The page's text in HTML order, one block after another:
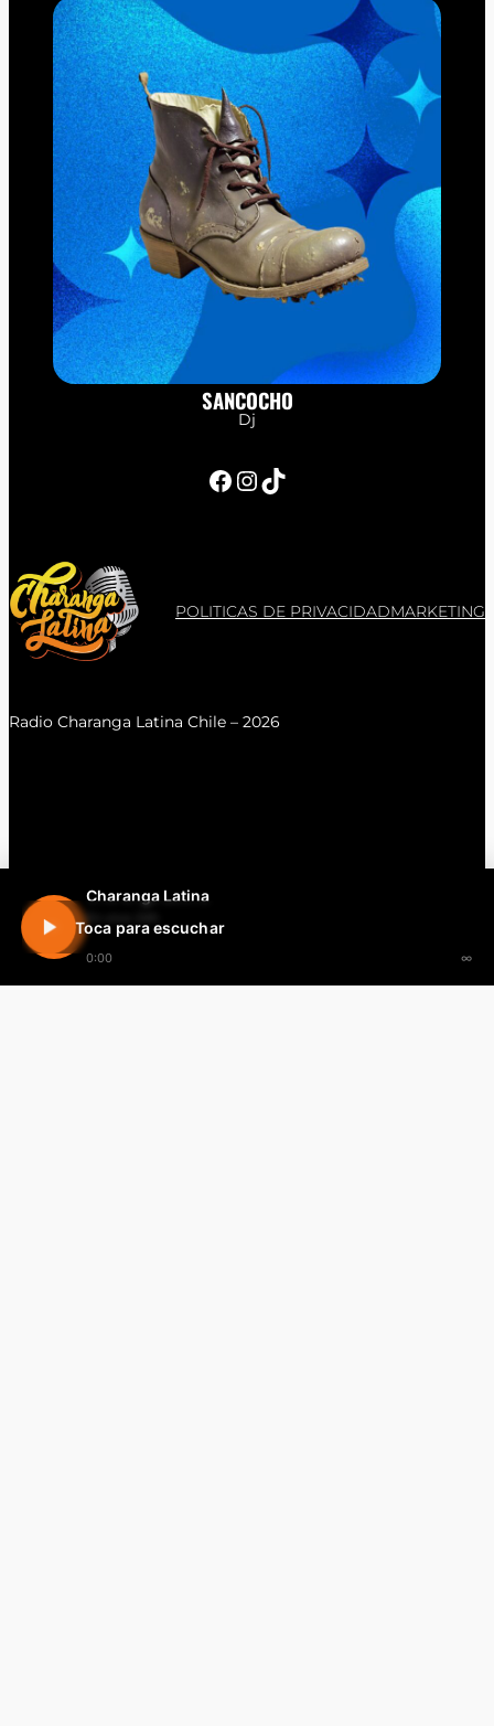
Charanga Latina
En vivo 24h
0:00 ∞
Toca para escuchar
SANCOCHO
Dj
Facebook InstagramTikTok
POLITICAS DE PRIVACIDADMARKETING
Radio Charanga Latina Chile – 2026